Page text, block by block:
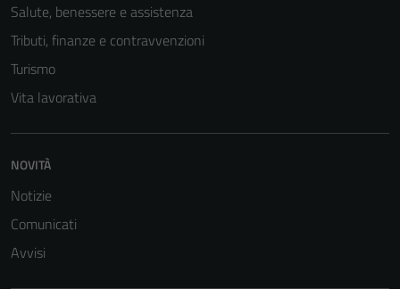
Salute, benessere e assistenza
Tributi, finanze e contravvenzioni
Turismo
Vita lavorativa
NOVITÀ
Notizie
Comunicati
Avvisi